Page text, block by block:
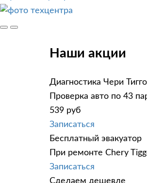
Наши акции
Диагностика Чери
Проверка авто по 43
539 руб
Записаться
Бесплатный эвакуатор
При ремонте Chery
Записаться
Сделаем дешевле